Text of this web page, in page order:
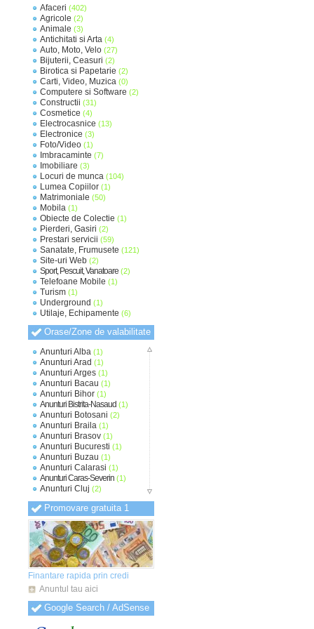
Afaceri (402)
Agricole (2)
Animale (3)
Antichitati si Arta (4)
Auto, Moto, Velo (27)
Bijuterii, Ceasuri (2)
Birotica si Papetarie (2)
Carti, Video, Muzica (0)
Computere si Software (2)
Constructii (31)
Cosmetice (4)
Electrocasnice (13)
Electronice (3)
Foto/Video (1)
Imbracaminte (7)
Imobiliare (3)
Locuri de munca (104)
Lumea Copiilor (1)
Matrimoniale (50)
Mobila (1)
Obiecte de Colectie (1)
Pierderi, Gasiri (2)
Prestari servicii (59)
Sanatate, Frumusete (121)
Site-uri Web (2)
Sport, Pescuit, Vanatoare (2)
Telefoane Mobile (1)
Turism (1)
Underground (1)
Utilaje, Echipamente (6)
Orase/Zone de valabilitate
Anunturi Alba (1)
Anunturi Arad (1)
Anunturi Arges (1)
Anunturi Bacau (1)
Anunturi Bihor (1)
Anunturi Bistrita-Nasaud (1)
Anunturi Botosani (2)
Anunturi Braila (1)
Anunturi Brasov (1)
Anunturi Bucuresti (1)
Anunturi Buzau (1)
Anunturi Calarasi (1)
Anunturi Caras-Severin (1)
Anunturi Cluj (2)
Anunturi Constanta
Anunturi Covasna(1)
Anunturi Dambovita(1)
Anunturi Dolj(1)
Anunturi Galati(1)
Anunturi Giurgiu(1)
Anunturi Gorj(1)
Anunturi Harghita (1)
Anunturi Hunedoara
Anunturi Ialomita
Anunturi Iasi(1)
Anunturi Ilfov(1)
Anunturi Maramures
Promovare gratuita 1
Finantare rapida prin credi
Anuntul tau aici
Google Search / AdSense